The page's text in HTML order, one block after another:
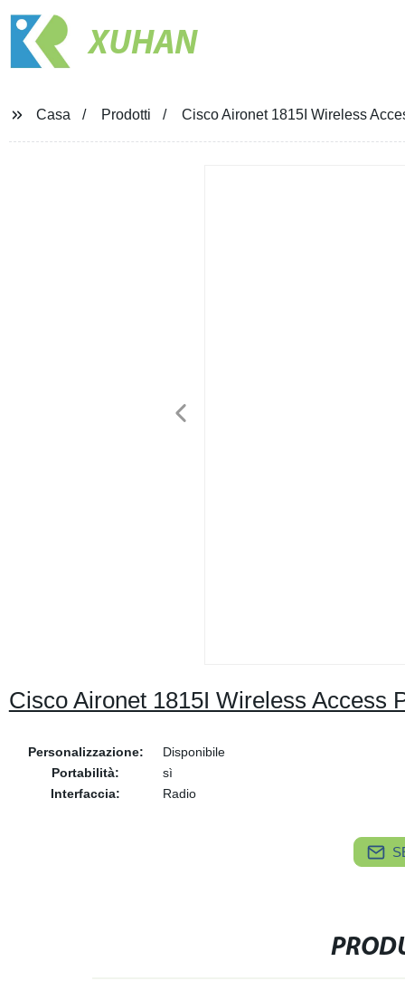
XUHAN
Casa Prodotti Cisco Aironet 1815I Wireless
Cisco Aironet 1815I Wireless Access
Personalizzazione:
Disponibile
Portabilità:
sì
Interfaccia:
Radio